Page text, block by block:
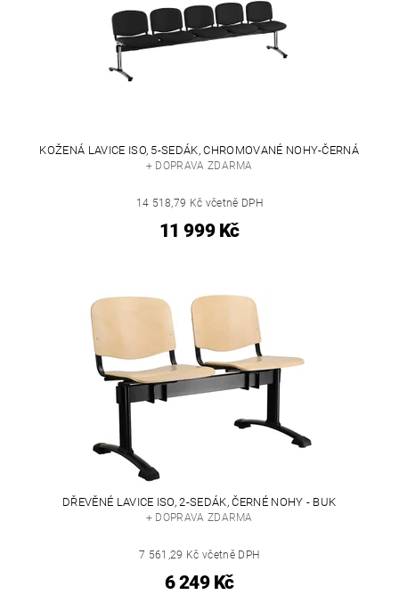
KOŽENÁ LAVICE ISO, 5-SEDÁK, CHROMOVANÉ NOHY-ČERNÁ
+ DOPRAVA ZDARMA
14 518,79 Kč včetně DPH
11 999 Kč
DŘEVĚNÉ LAVICE ISO, 2-SEDÁK, ČERNÉ NOHY - BUK
+ DOPRAVA ZDARMA
7 561,29 Kč včetně DPH
6 249 Kč